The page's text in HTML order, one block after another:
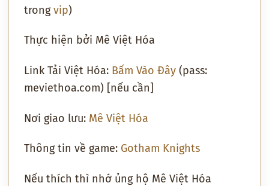
trongvip)
Thực hiện bởi Mê Việt Hóa
Link Tải Việt Hóa: Bấm Vào Đây (pass:
meviethoa.com) [nếu cần]
Nơi giao lưu: Mê Việt Hóa
Thông tin về game: Gotham Knights
Nếu thích thì nhớ ủng hộ Mê Việt Hóa